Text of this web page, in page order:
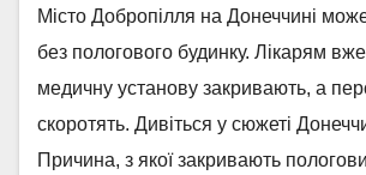
Місто Добропілля на Донеччині
без пологового будинку. Лікарям
медичну установу закривають, а
скоротять. Дивіться у сюжеті
Причина, з якої закривають